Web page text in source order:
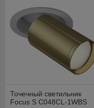
Точечный светильник
Focus S C048CL-1WBS